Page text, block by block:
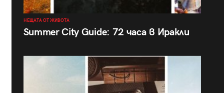
НЕЩАТА ОТ ЖИВОТА
Summer City Guide: 72 часа в Иракли